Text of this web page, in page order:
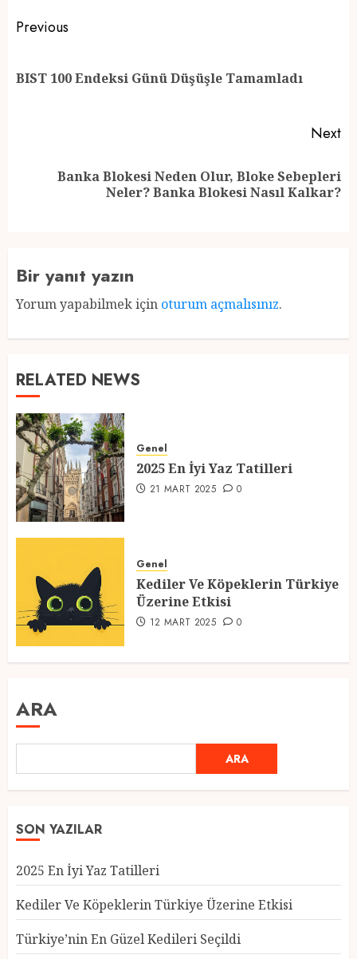
Post
Previous
BIST 100 Endeksi Günü Düşüşle Tamamladı
Next
Banka Blokesi Neden Olur, Bloke Sebepleri
Neler? Banka Blokesi Nasıl Kalkar?
Bir yanıt yazın
Yorum yapabilmek için oturum açmalısınız.
RELATED NEWS
Genel
2025 En İyi Yaz Tatilleri
21 MART 2025 0
Genel
Kediler Ve Köpeklerin Türkiye
Üzerine Etkisi
12 MART 2025 0
ARA
ARA
SON YAZILAR
2025 En İyi Yaz Tatilleri
Kediler Ve Köpeklerin Türkiye Üzerine Etkisi
Türkiye’nin En Güzel Kedileri Seçildi